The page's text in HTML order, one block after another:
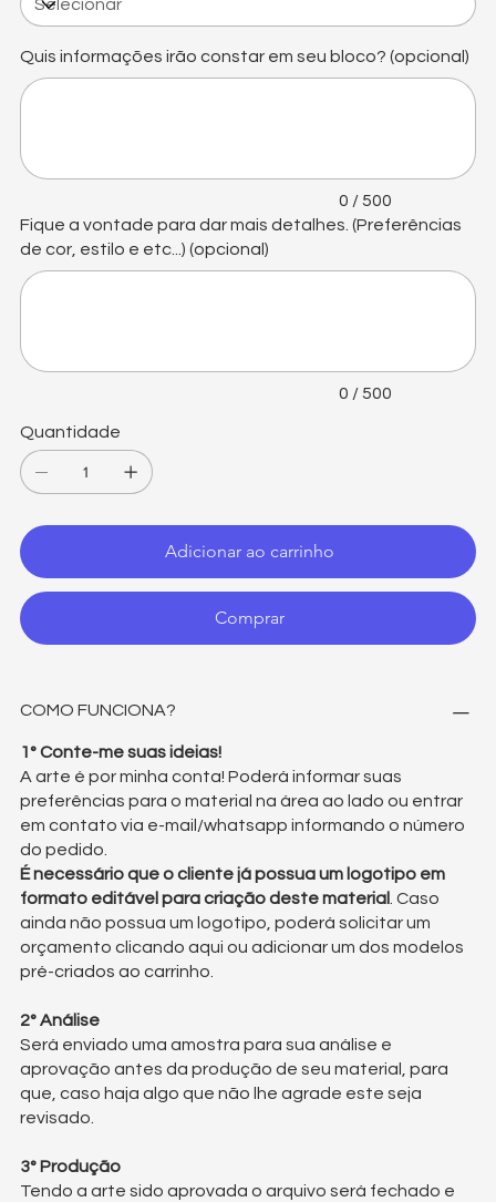
Quis informações irão constar em seu bloco? (opcional)
500
caracteres.
0 / 500
Fique a vontade para dar mais detalhes. (Preferências
de cor, estilo e etc...) (opcional)
500
caracteres.
0 / 500
Quantidade
Adicionar ao carrinho
Comprar
COMO FUNCIONA?
1° Conte-me suas ideias!
A arte é por minha conta! Poderá informar suas
preferências para o material na área ao lado ou entrar
em contato via e-mail/whatsapp informando o número
do pedido.
É necessário que o cliente já possua um logotipo em
formato editável para criação deste material . Caso
ainda não possua um logotipo, poderá solicitar um
orçamento clicando aqui ou adicionar um dos modelos
pré-criados ao carrinho.
2° Análise
Será enviado uma amostra para sua análise e
aprovação antes da produção de seu material, para
que, caso haja algo que não lhe agrade este seja
revisado.
3° Produção
Tendo a arte sido aprovada o arquivo será fechado e